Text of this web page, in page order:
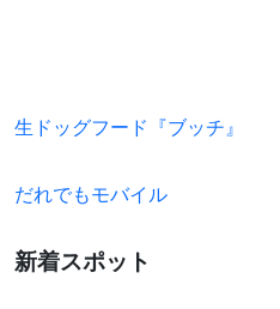
生ドッグフード『ブッチ』
だれでもモバイル
新着スポット